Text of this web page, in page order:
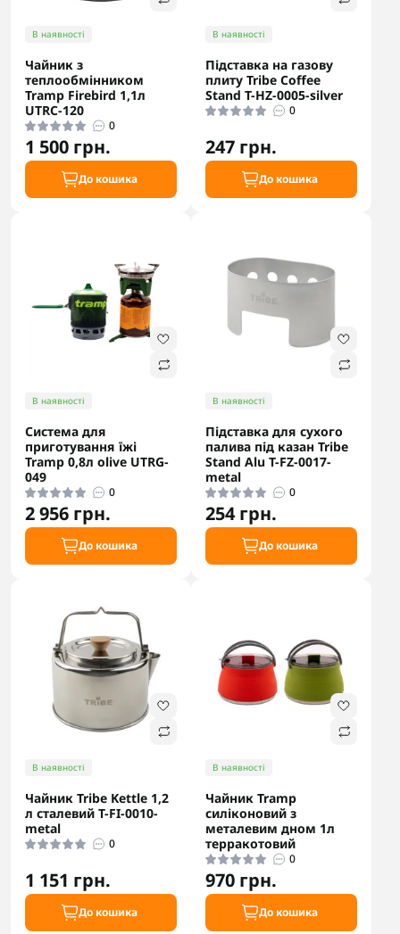
В наявності
Чайник з
теплообмінником
Tramp Firebird 1,1л
UTRC-120
0
1 500 грн.
До кошика
В наявності
Підставка на газову
плиту Tribe Coffee
Stand T-HZ-0005-silver
0
247 грн.
До кошика
В наявності
Система для
приготування їжі
Tramp 0,8л olive UTRG-
049
0
2 956 грн.
До кошика
В наявності
Підставка для сухого
палива під казан Tribe
Stand Alu T-FZ-0017-
metal
0
254 грн.
До кошика
В наявності
Чайник Tribe Kettle 1,2
л сталевий T-FI-0010-
metal
0
1 151 грн.
До кошика
В наявності
Чайник Tramp
силіконовий з
металевим дном 1л
терракотовий
0
970 грн.
До кошика